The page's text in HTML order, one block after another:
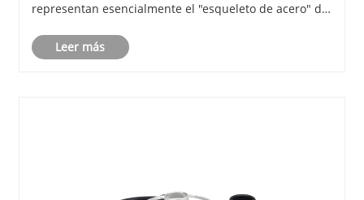
representan esencialmente el "esqueleto de acero" del
Comencemos con la basura.
Leer más